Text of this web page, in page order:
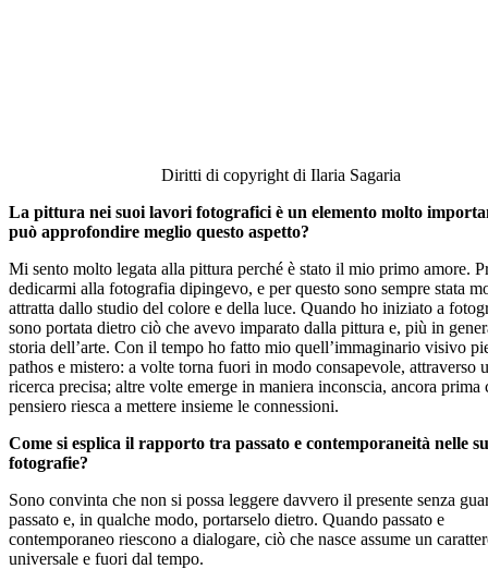
Diritti di copyright di Ilaria Sagaria
La pittura nei suoi lavori fotografici è un elemento molto
può approfondire meglio questo aspetto?
Mi sento molto legata alla pittura perché è stato il mio primo amore.
dedicarmi alla fotografia dipingevo, e per questo sono sempre stata
attratta dallo studio del colore e della luce. Quando ho iniziato a
sono portata dietro ciò che avevo imparato dalla pittura e, più in
storia dell’arte. Con il tempo ho fatto mio quell’immaginario visivo
pathos e mistero: a volte torna fuori in modo consapevole, attraverso
ricerca precisa; altre volte emerge in maniera inconscia, ancora prima
pensiero riesca a mettere insieme le connessioni.
Come si esplica il rapporto tra passato e contemporaneità nelle
fotografie?
Sono convinta che non si possa leggere davvero il presente senza
passato e, in qualche modo, portarselo dietro. Quando passato e
contemporaneo riescono a dialogare, ciò che nasce assume un
universale e fuori dal tempo.